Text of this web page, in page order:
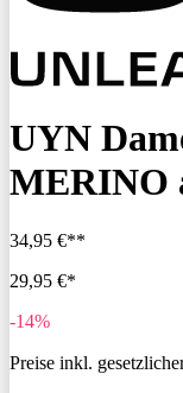
UYN
MERINO
34,95 €**
29,95 €*
-14%
Preise inkl.